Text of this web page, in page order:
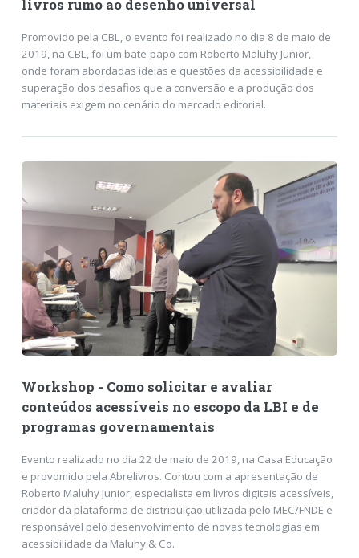
livros rumo ao desenho universal
Promovido pela CBL, o evento foi realizado no dia 8 de maio de
2019, na CBL, foi um bate-papo com Roberto Maluhy Junior,
onde foram abordadas ideias e questões da acessibilidade e
superação dos desafios que a conversão e a produção dos
materiais exigem no cenário do mercado editorial.
Workshop - Como solicitar e avaliar
conteúdos acessíveis no escopo da LBI e de
programas governamentais
Evento realizado no dia 22 de maio de 2019, na Casa Educação
e provomido pela Abrelivros. Contou com a apresentação de
Roberto Maluhy Junior, especialista em livros digitais acessíveis,
criador da plataforma de distribuição utilizada pelo MEC/FNDE e
responsável pelo desenvolvimento de novas tecnologias em
acessibilidade da Maluhy & Co.